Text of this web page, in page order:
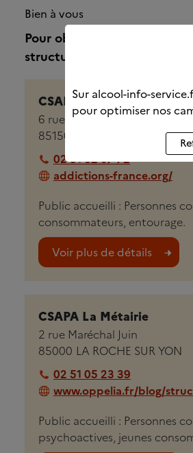
Bien à vous
Pour obtenir plus
structures suiv
CSAPA Vendée
6 rue de Nantes
85150
LA MOTHE ACHARD
02 51 62 07 72
addictions-france.org/
Public accueilli : Personnes
consommateurs, entourage.
Voir plus de détails
CSAPA La Métairie
2 rue Maréchal Juin
85000 LA ROCHE SUR YON
02 51 05 23 39
www.oppelia.fr/blog/
Public accueilli : Personnes
psychoactives, jeunes
Sur alcool-info-
pour optimiser nos